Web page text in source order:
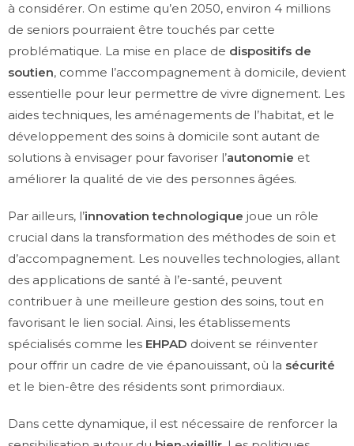
à considérer. On estime qu’en 2050, environ 4 millions
de seniors pourraient être touchés par cette
problématique. La mise en place de dispositifs de
soutien, comme l’accompagnement à domicile, devient
essentielle pour leur permettre de vivre dignement. Les
aides techniques, les aménagements de l’habitat, et le
développement des soins à domicile sont autant de
solutions à envisager pour favoriser l’autonomie et
améliorer la qualité de vie des personnes âgées.
Par ailleurs, l’innovation technologique joue un rôle
crucial dans la transformation des méthodes de soin et
d’accompagnement. Les nouvelles technologies, allant
des applications de santé à l’e-santé, peuvent
contribuer à une meilleure gestion des soins, tout en
favorisant le lien social. Ainsi, les établissements
spécialisés comme les EHPAD doivent se réinventer
pour offrir un cadre de vie épanouissant, où la sécurité
et le bien-être des résidents sont primordiaux.
Dans cette dynamique, il est nécessaire de renforcer la